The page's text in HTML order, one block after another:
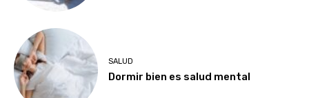
SALUD
Dormir bien es salud mental